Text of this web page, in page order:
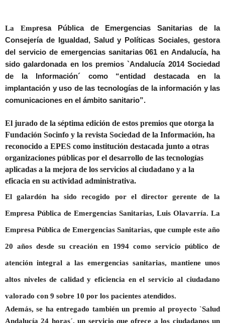
La Empresa Pública de Emergencias Sanitarias de la
Consejería de Igualdad, Salud y Políticas Sociales, gestora
del servicio de emergencias sanitarias 061 en Andalucía, ha
sido galardonada en los premios `Andalucía 2014 Sociedad
de la Información´ como “entidad destacadaen la
implantación y uso de las tecnologías de la información y las
comunicaciones en el ámbito sanitario”.
El jurado de la séptima edición de estos premios que otorga la
Fundación Socinfo y la revista Sociedad de la Información, ha
reconocido a EPES como institución destacada junto a otras
organizaciones públicas por el desarrollo de las tecnologías
aplicadas a la mejora de los servicios al ciudadano y a la
eficacia en su actividad administrativa.
El galardón ha sido recogido por el director gerente de la
Empresa Pública de Emergencias Sanitarias, Luis Olavarría. La
Empresa Pública de Emergencias Sanitarias, que cumple este año
20 años desde su creación en 1994 como servicio público de
atención integral a las emergencias sanitarias, mantiene unos
altos niveles de calidad y eficiencia en el servicio al ciudadano
valorado con 9 sobre 10 por los pacientes atendidos.
Además, se ha entregado también un premio al proyecto `Salud
Andalucía 24 horas´, un servicio que ofrece a los ciudadanos un